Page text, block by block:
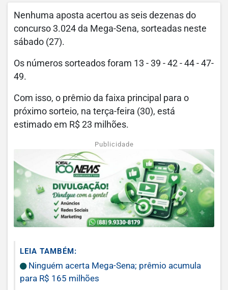
Nenhuma aposta acertou as seis dezenas do
concurso 3.024 da Mega-Sena, sorteadas neste
sábado (27).
Os números sorteados foram 13 - 39 - 42 - 44 - 47-
49.
Com isso, o prêmio da faixa principal para o
próximo sorteio, na terça-feira (30), está
estimado em R$ 23 milhões.
Publicidade
LEIA TAMBÉM:
Ninguém acerta Mega-Sena; prêmio acumula
para R$ 165 milhões